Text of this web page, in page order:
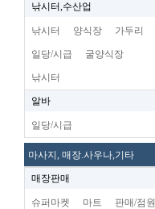
낚시터,수산업
낚시터 양식장 가두리
일당/시급 굴양식장
낚시터
알바
일당/시급
마사지, 매장.사우나,기타
매장판매
슈퍼마켓 마트 판매/점원